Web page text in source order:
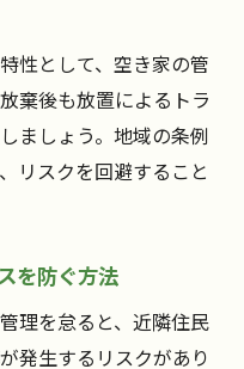
性として、空き家の管
棄後も放置によるトラ
ましょう。地域の条例
リスクを回避すること
を防ぐ方法
理を怠ると、近隣住民
発生するリスクがあり